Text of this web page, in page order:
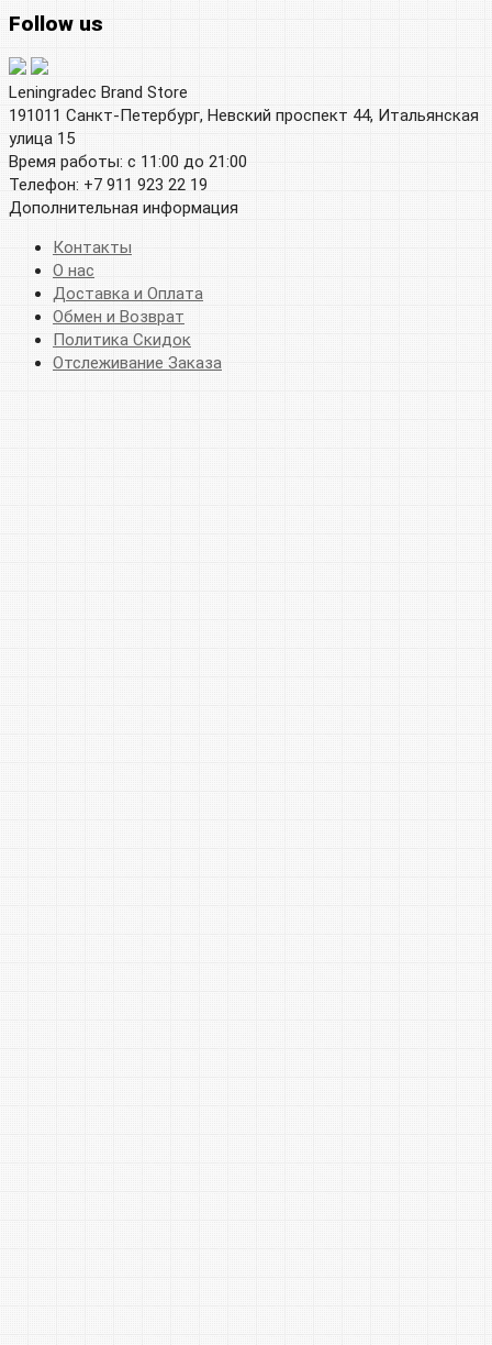
Follow us
Leningradec Brand Store
191011 Санкт-Петербург, Невский проспект 44, Итальянская
улица 15
Время работы: с 11:00 до 21:00
Телефон: +7 911 923 22 19
Дополнительная информация
Контакты
О нас
Доставка и Оплата
Обмен и Возврат
Политика Скидок
Отслеживание Заказа